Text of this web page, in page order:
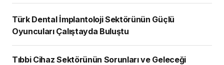
Türk Dental İmplantoloji Sektörünün Güçlü
Oyuncuları Çalıştayda Buluştu
Tıbbi Cihaz Sektörünün Sorunları ve Geleceği